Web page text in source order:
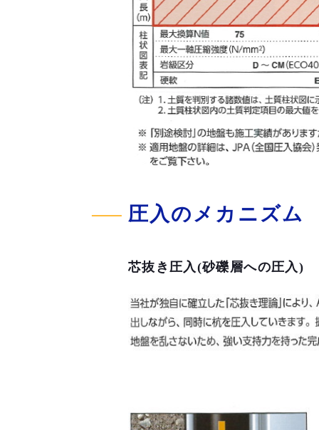
圧入のメカニズム
芯抜き圧入(砂礫層への圧入)